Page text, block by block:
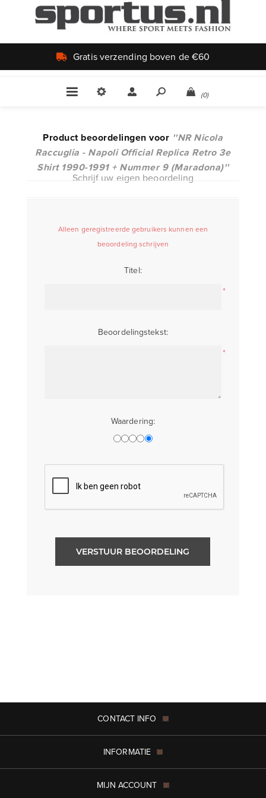
Gratis verzending boven de €60
(0)
Product beoordelingen voor
NR Nicola
Raccuglia - Napoli Official Replica Retro 3e
Shirt 1990-1991 + Nummer 9 (Maradona)
Schrijf uw eigen beoordeling
Alleen geregistreerde gebruikers kunnen een
beoordeling schrijven
Titel:
*
Beoordelingstekst:
*
Waardering:
VERSTUUR BEOORDELING
CONTACT INFO
INFORMATIE
MIJN ACCOUNT